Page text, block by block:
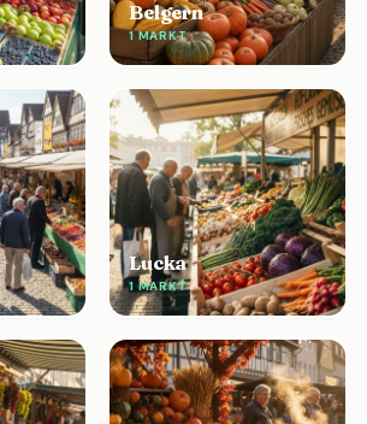
Belgern
1 MARKT
Lucka
1 MARKT